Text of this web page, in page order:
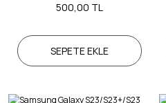
500,00 TL
SEPETE EKLE